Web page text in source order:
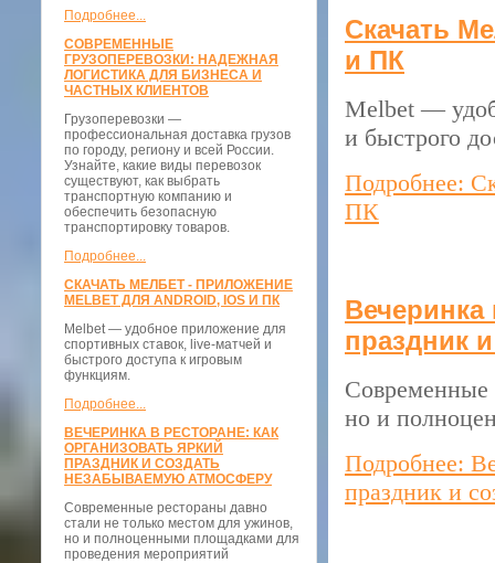
Подробнее...
СОВРЕМЕННЫЕ
ГРУЗОПЕРЕВОЗКИ: НАДЕЖНАЯ
ЛОГИСТИКА ДЛЯ БИЗНЕСА И
ЧАСТНЫХ КЛИЕНТОВ
Грузоперевозки —
профессиональная доставка грузов
по городу, региону и всей России.
Узнайте, какие виды перевозок
существуют, как выбрать
транспортную компанию и
обеспечить безопасную
транспортировку товаров.
Подробнее...
СКАЧАТЬ МЕЛБЕТ - ПРИЛОЖЕНИЕ
MELBET ДЛЯ ANDROID, IOS И ПК
Melbet — удобное приложение для
спортивных ставок, live-матчей и
быстрого доступа к игровым
функциям.
Подробнее...
ВЕЧЕРИНКА В РЕСТОРАНЕ: КАК
ОРГАНИЗОВАТЬ ЯРКИЙ
ПРАЗДНИК И СОЗДАТЬ
НЕЗАБЫВАЕМУЮ АТМОСФЕРУ
Современные рестораны давно
стали не только местом для ужинов,
но и полноценными площадками для
проведения мероприятий
Скачать
и ПК
Melbet —
и быстрого
Подробнее:
ПК
Вечеринка
праздник
Современные
но и
Подробнее:
праздник и